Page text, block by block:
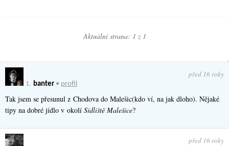
Aktuální strana: 1 z 1
1. banter • profil
před 16 roky
Tak jsem se přesunul z Chodova do Malešic(kdo ví, na jak dloho). Nějaké
tipy na dobré jídlo v okolí Sídliště Malešice?
před 16 roky